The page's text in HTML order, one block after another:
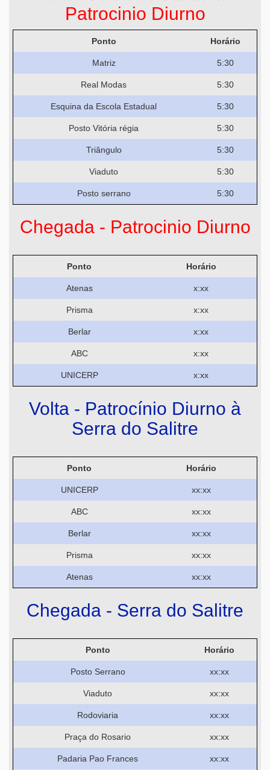
Patrocinio Diurno
Ponto Horário
Matriz 5:30
Real Modas 5:30
Esquina da Escola Estadual 5:30
Posto Vitória régia 5:30
Triângulo 5:30
Viaduto 5:30
Posto serrano 5:30
Chegada - Patrocinio Diurno
Ponto Horário
Atenas x:xx
Prisma x:xx
Berlar x:xx
ABC x:xx
UNICERP x:xx
Volta - Patrocínio Diurno à
Serra do Salitre
Ponto Horário
UNICERP xx:xx
ABC xx:xx
Berlar xx:xx
Prisma xx:xx
Atenas xx:xx
Chegada - Serra do Salitre
Ponto Horário
Posto Serrano xx:xx
Viaduto xx:xx
Rodoviaria xx:xx
Praça do Rosario xx:xx
Padaria Pao Frances xx:xx